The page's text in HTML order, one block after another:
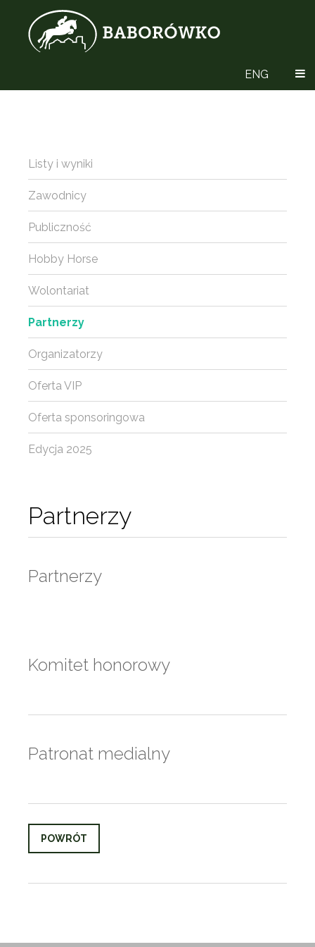
ENG
Partnerzy
Partnerzy
Komitet honorowy
Patronat medialny
POWRÓT
Listy i wyniki
Zawodnicy
Publiczność
Hobby Horse
Wolontariat
Partnerzy
Organizatorzy
Oferta VIP
Oferta sponsoringowa
Edycja 2025